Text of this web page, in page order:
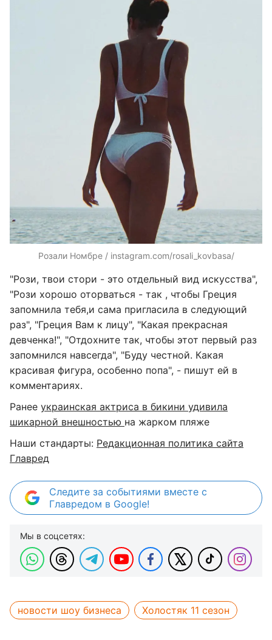
Розали Номбре / instagram.com/rosali_kovbasa/
"Рози, твои стори - это отдельный вид искусства",
"Рози хорошо оторваться - так , чтобы Греция
запомнила тебя,и сама пригласила в следующий
раз", "Греция Вам к лицу", "Какая прекрасная
девченка!", "Отдохните так, чтобы этот первый раз
запомнился навсегда", "Буду честной. Какая
красивая фигура, особенно попа", - пишут ей в
комментариях.
Ранее украинская актриса в бикини удивила
шикарной внешностью на жарком пляже
Наши стандарты: Редакционная политика сайта
Главред
Следите за событиями вместе с
Главредом в Google!
Мы в соцсетях:
новости шоу бизнеса Холостяк 11 сезон